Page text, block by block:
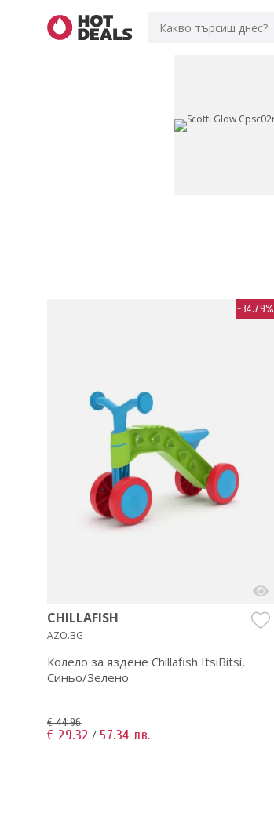
-34.79%
CHILLAFISH
AZO.BG
Колело за яздене Chillafish ItsiBitsi,
Синьо/Зелено
€ 44.96
€ 29.32 / 57.34 лв.